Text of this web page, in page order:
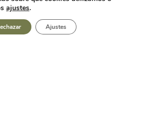
Políticas de
Políticas de
Teléfono:
Dirección:
ajustes.
Ajustes